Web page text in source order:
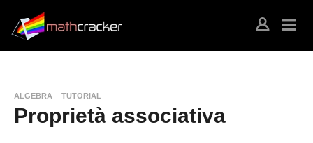
ALGEBRA TUTORIAL
Proprietà associativa